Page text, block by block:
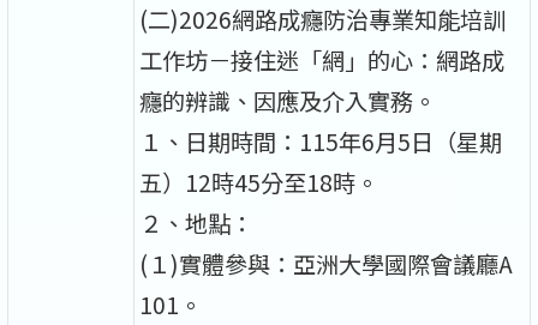
(二)2026網路成癮防治專業知能培訓
工作坊－接住迷「網」的心：網路成
癮的辨識、因應及介入實務。
１、日期時間：115年6月5日（星期
五）12時45分至18時。
２、地點：
(１)實體參與：亞洲大學國際會議廳A
101。